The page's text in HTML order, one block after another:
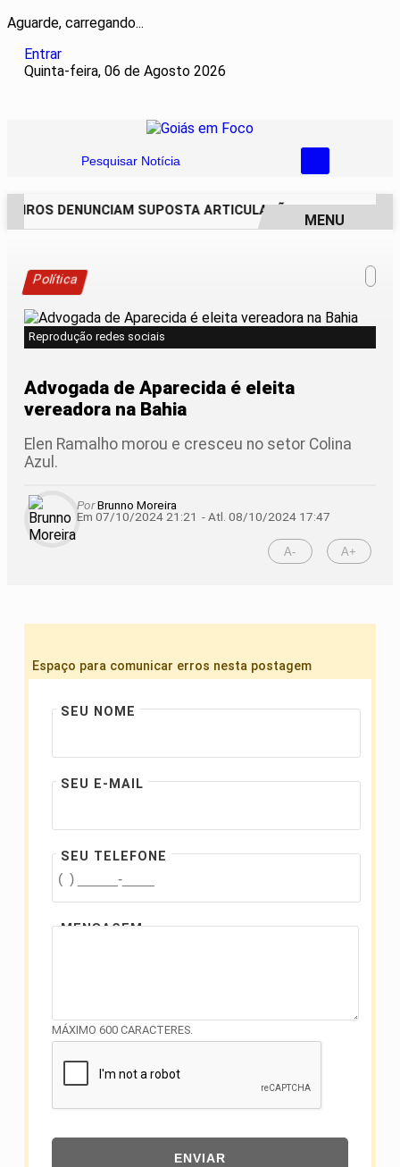
Aguarde, carregando...
Entrar
Quinta-feira, 06 de Agosto 2026
Pesquisar Notícia
DENUNCIAM SUPOSTA ARTICULAÇÃO PARA
MENU
Política
Reprodução redes sociais
Advogada de Aparecida é eleita
vereadora na Bahia
Elen Ramalho morou e cresceu no setor Colina
Azul.
PorBrunno Moreira
Em 07/10/2024 21:21 - Atl. 08/10/2024 17:47
A- A+
Espaço para comunicar erros nesta postagem
SEU NOME
SEU E-MAIL
SEU TELEFONE
MENSAGEM
MÁXIMO 600 CARACTERES.
ENVIAR